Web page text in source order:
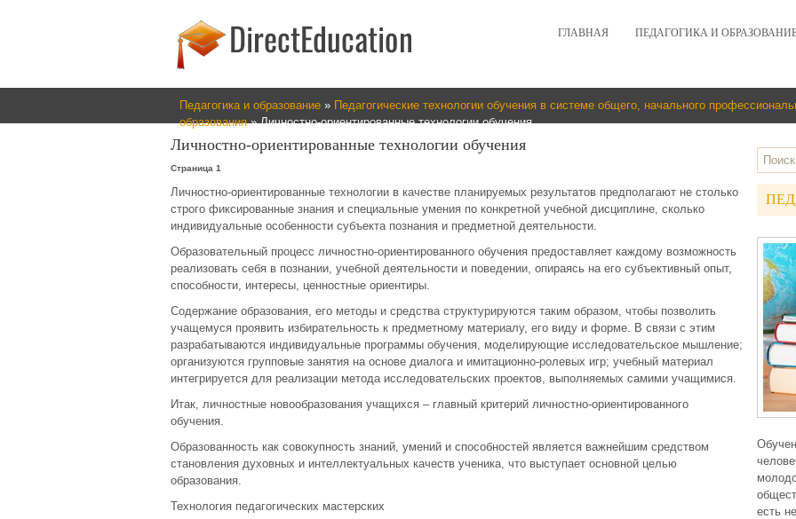
ГЛАВНАЯ ПЕДАГОГИКА И
Педагогика и образование » Педагогические технологии обучения в системе общего, начального
образования» Личностно-ориентированные технологии обучения
Личностно-ориентированные технологии обучения
Страница 1
Личностно-ориентированные технологии в качестве планируемых результатов предполагают не столько
строго фиксированные знания и специальные умения по конкретной учебной дисциплине, сколько
индивидуальные особенности субъекта познания и предметной деятельности.
Образовательный процесс личностно-ориентированного обучения предоставляет каждому возможность
реализовать себя в познании, учебной деятельности и поведении, опираясь на его субъективный опыт,
способности, интересы, ценностные ориентиры.
Содержание образования, его методы и средства структурируются таким образом, чтобы позволить
учащемуся проявить избирательность к предметному материалу, его виду и форме. В связи с этим
разрабатываются индивидуальные программы обучения, моделирующие исследовательское мышление;
организуются групповые занятия на основе диалога и имитационно-ролевых игр; учебный материал
интегрируется для реализации метода исследовательских проектов, выполняемых самими учащимися.
Итак, личностные новообразования учащихся – главный критерий личностно-ориентированного
обучения.
Образованность как совокупность знаний, умений и способностей является важнейшим средством
становления духовных и интеллектуальных качеств ученика, что выступает основной целью
образования.
Технология педагогических мастерских
есть